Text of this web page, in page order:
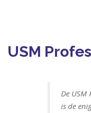
USM
De USM
is de